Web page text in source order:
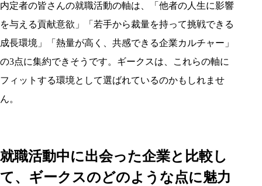
内定者の皆さんの就職活動の軸は、「他者の人生に影響
を与える貢献意欲」「若手から裁量を持って挑戦できる
成長環境」「熱量が高く、共感できる企業カルチャー」
の3点に集約できそうです。ギークスは、これらの軸に
フィットする環境として選ばれているのかもしれませ
ん。
就職活動中に出会った企業と比較し
て、ギークスのどのような点に魅力